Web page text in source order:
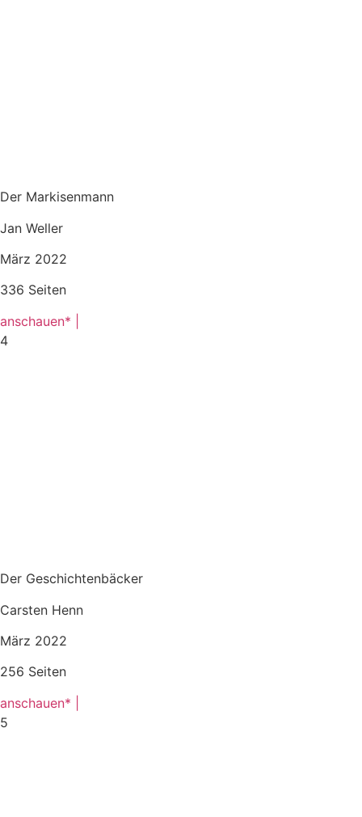
Der Markisenmann
Jan Weller
März 2022
336 Seiten
anschauen* |
4
Der Geschichtenbäcker
Carsten Henn
März 2022
256 Seiten
anschauen* |
5